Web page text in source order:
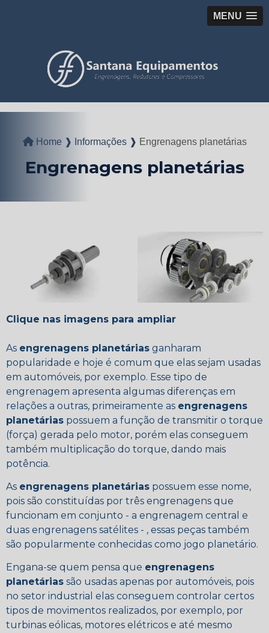
MENU
Home ❱ Informações ❱ Engrenagens planetárias
Engrenagens planetárias
Clique nas imagens para ampliar
As engrenagens planetárias ganharam
popularidade e hoje é comum que elas sejam usadas
em automóveis, por exemplo. Esse tipo de
engrenagem apresenta algumas diferenças em
relações a outras, primeiramente as engrenagens
planetárias possuem a função de transmitir o torque
(força) gerada pelo motor, porém elas conseguem
também multiplicação do torque, dando mais
potência.
As engrenagens planetárias possuem esse nome,
pois são constituídas por três engrenagens que
funcionam em conjunto - a engrenagem central e
duas engrenagens satélites - , essas peças também
são popularmente conhecidas como jogo planetário.
Engana-se quem pensa que engrenagens
planetárias são usadas apenas por automóveis, pois
no setor industrial elas conseguem controlar certos
tipos de movimentos realizados, por exemplo, por
turbinas eólicas, motores elétricos e até mesmo